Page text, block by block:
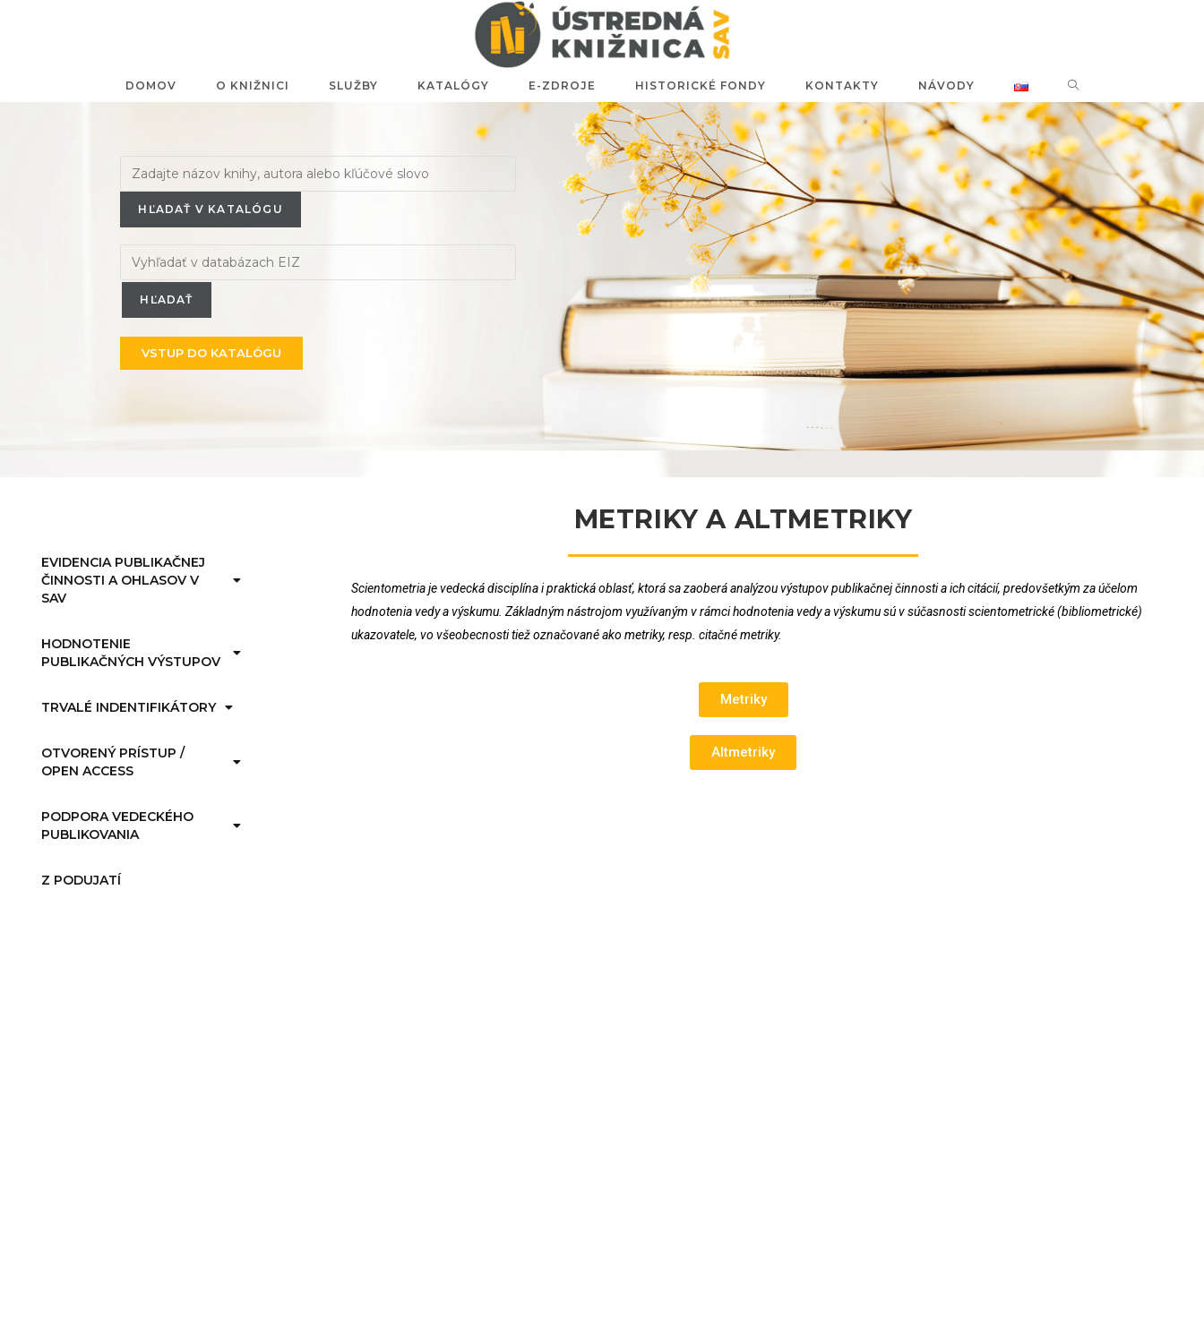
DOMOV O KNIŽNICI SLUŽBY KATALÓGY E-ZDROJE HISTORICKÉ FONDY KONTAKTY NÁVODY
HĽADAŤ V KATALÓGU
VSTUP DO KATALÓGU
EVIDENCIA PUBLIKAČNEJ
ČINNOSTI A OHLASOV V
SAV
HODNOTENIE
PUBLIKAČNÝCH VÝSTUPOV
TRVALÉ INDENTIFIKÁTORY
OTVORENÝ PRÍSTUP /
OPEN ACCESS
PODPORA VEDECKÉHO
PUBLIKOVANIA
Z PODUJATÍ
METRIKY A ALTMETRIKY
Scientometria je vedecká disciplína i praktická oblasť, ktorá sa zaoberá analýzou výstupov publikačnej činnosti a ich citácií, predovšetkým za účelom
hodnotenia vedy a výskumu. Základným nástrojom využívaným v rámci hodnotenia vedy a výskumu sú v súčasnosti scientometrické (bibliometrické)
ukazovatele, vo všeobecnosti tiež označované ako metriky, resp. citačné metriky.
Metriky
Altmetriky